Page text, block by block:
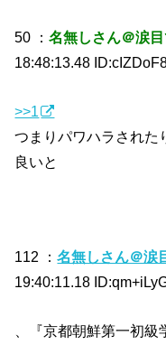
50 ：名無しさん＠涙目
18:48:13.48
>>1
つまりパワハラされた
良いと
112 ：名無しさん＠涙
19:40:11.18
、『京都朝鮮第一初